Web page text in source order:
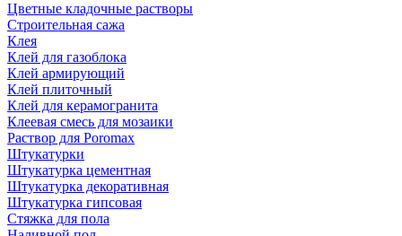
Цветные кладочные растворы
Строительная сажа
Клея
Клей для газоблока
Клей армирующий
Клей плиточный
Клей для керамогранита
Клеевая смесь для мозаики
Раствор для Poromax
Штукатурки
Штукатурка цементная
Штукатурка декоративная
Штукатурка гипсовая
Стяжка для пола